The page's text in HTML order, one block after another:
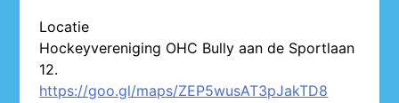
Locatie
Hockeyvereniging OHC Bully aan de Sportlaan
12.
https://goo.gl/maps/ZEP5wusAT3pJakTD8